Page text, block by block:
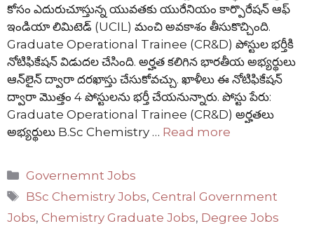
కోసం ఎదురుచూస్తున్న యువతకు యురేనియం కార్పొరేషన్ ఆఫ్
ఇండియా లిమిటెడ్ (UCIL) మంచి అవకాశం తీసుకొచ్చింది.
Graduate Operational Trainee (CR&D) పోస్టుల భర్తీకి
నోటిఫికేషన్ విడుదల చేసింది. అర్హత కలిగిన భారతీయ అభ్యర్థులు
ఆన్‌లైన్ ద్వారా దరఖాస్తు చేసుకోవచ్చు. ఖాళీలు ఈ నోటిఫికేషన్
ద్వారా మొత్తం 4 పోస్టులను భర్తీ చేయనున్నారు. పోస్టు పేరు:
Graduate Operational Trainee (CR&D) అర్హతలు
అభ్యర్థులు B.Sc Chemistry … Read more
Categories
Governemnt Jobs
Tags
BSc Chemistry Jobs,Central Government
Jobs, Chemistry Graduate Jobs, Degree Jobs